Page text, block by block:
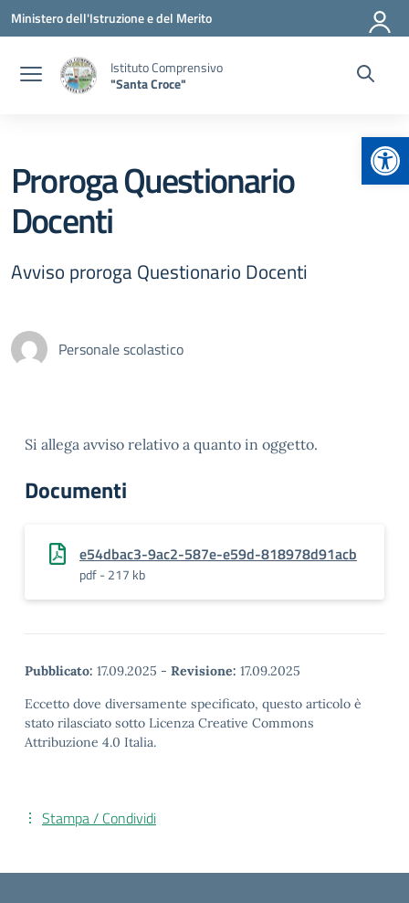
Vai ai contenuti
Vai al menu di navigazione
Vai al footer
Ministero dell'Istruzione e del Merito
Istituto Comprensivo
"Santa Croce"
Proroga Questionario
Docenti
Avviso proroga Questionario Docenti
Personale scolastico
Si allega avviso relativo a quanto in oggetto.
Documenti
e54dbac3-9ac2-587e-e59d-818978d91acb
pdf - 217 kb
Pubblicato: 17.09.2025 - Revisione: 17.09.2025
Eccetto dove diversamente specificato, questo articolo è
stato rilasciato sotto Licenza Creative Commons
Attribuzione 4.0 Italia.
Stampa / Condividi